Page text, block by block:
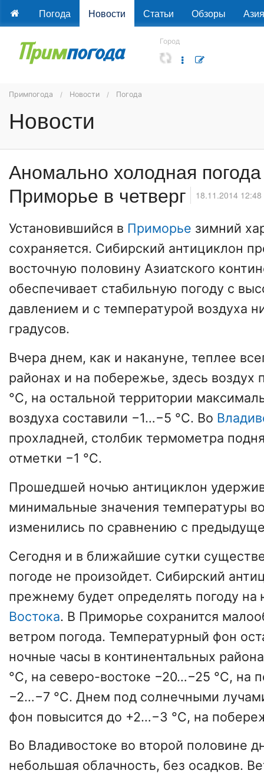
Погода Новости Статьи Обзоры Азия
Город
Примпогода Новости Погода
Новости
Аномально холодная
Приморье в четверг
18.11.2014 12:48
Установившийся в Приморье зимний
сохраняется. Сибирский антициклон
восточную половину Азиатского
обеспечивает стабильную погоду с
давлением и с температурой воздуха
градусов.
Вчера днем, как и накануне, теплее
районах и на побережье, здесь воздух
°C, на остальной территории
воздуха составили −1…−5 °C. Во
прохладней, столбик термометра
отметки −1 °C.
Прошедшей ночью антициклон
минимальные значения температуры
изменились по сравнению с
Сегодня и в ближайшие сутки
погоде не произойдет. Сибирский
прежнему будет определять погоду
Востока. В Приморье сохранится
ветром погода. Температурный фон
ночные часы в континентальных
°C, на северо-востоке −20…−25 °C, на
−2…−7 °C. Днем под солнечными
фон повысится до +2…−3 °C, на
Во Владивостоке во второй половине
небольшая облачность, без осадков.